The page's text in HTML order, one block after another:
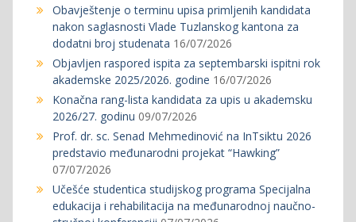
Obavještenje o terminu upisa primljenih kandidata
nakon saglasnosti Vlade Tuzlanskog kantona za
dodatni broj studenata 16/07/2026
Objavljen raspored ispita za septembarski ispitni rok
akademske 2025/2026. godine 16/07/2026
Konačna rang-lista kandidata za upis u akademsku
2026/27. godinu 09/07/2026
Prof. dr. sc. Senad Mehmedinović na InTsiktu 2026
predstavio međunarodni projekat “Hawking”
07/07/2026
Učešće studentica studijskog programa Specijalna
edukacija i rehabilitacija na međunarodnoj naučno-